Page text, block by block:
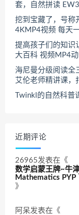
套，自然拼读
挖到宝藏了，号称
4KMP4视频 每天
提高孩子们的知识
大百科 视频MP4
海尼曼分级阅读全
艾伦老师精讲课，
Twinkl的自然科普
近期评论
26965发表在《
数学启蒙王牌~牛
Mathematics
》
阿呆发表在《